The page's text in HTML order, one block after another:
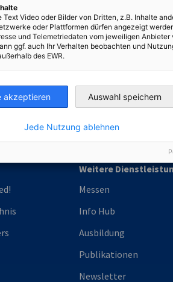
Handelskammer
AHK.de
Germany
Weitere
Messen
Info Hub
Ausbildung
Publikationen
Newsletter
Text Video oder Bilder von Dritten, z.B. Inhalte
oder Plattformen dürfen angezeigt
und Telemetriedaten vom jeweiligen Anbieter
ggf. auch Ihr Verhalten beobachten und
des EWR.
akzeptieren Auswahl speichern
Jede Nutzung ablehnen